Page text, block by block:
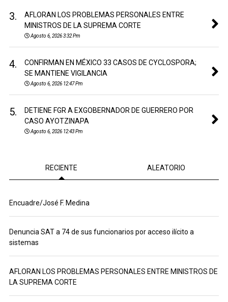
3.
AFLORAN LOS PROBLEMAS PERSONALES ENTRE
MINISTROS DE LA SUPREMA CORTE
Agosto 6, 2026 3:32 Pm
4.
CONFIRMAN EN MÉXICO 33 CASOS DE CYCLOSPORA;
SE MANTIENE VIGILANCIA
Agosto 6, 2026 12:47 Pm
5.
DETIENE FGR A EXGOBERNADOR DE GUERRERO POR
CASO AYOTZINAPA
Agosto 6, 2026 12:43 Pm
RECIENTE ALEATORIO
Encuadre/José F. Medina
Denuncia SAT a 74 de sus funcionarios por acceso ilícito a
sistemas
AFLORAN LOS PROBLEMAS PERSONALES ENTRE MINISTROS DE
LA SUPREMA CORTE